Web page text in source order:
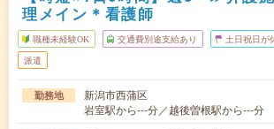
理メイン＊看護師
職種未経験OK 交通費別途支給あり 土日祝日が
派遣
勤務地
新潟市西蒲区
岩室駅から---分／越後曽根駅から---分